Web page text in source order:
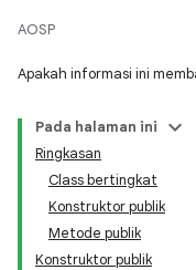
AOSP
Apakah informasi ini
Pada halaman ini
Ringkasan
Class bertingkat
Konstruktor publik
Metode publik
Konstruktor publik